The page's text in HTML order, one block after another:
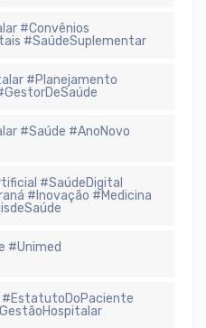
#Convênios
#SaúdeSuplementar
#Planejamento
#Saúde #AnoNovo
#SaúdeDigital
#Inovação #Medicina
#Unimed
#EstatutoDoPaciente